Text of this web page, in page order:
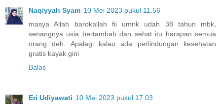
Naqiyyah Syam 10 Mei 2023 pukul 11.56
masya Allah barokallah fii umrik udah 38 tahun mbk,
senangnya usia bertambah dan sehat itu harapan semua
orang deh. Apalagi kalau ada perlindungan kesehatan
gratis kayak gini
Balas
Eri Udiyawati 10 Mei 2023 pukul 17.03